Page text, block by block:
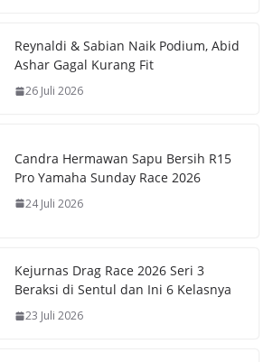
s
A
p
e
st
y
Li
n
Reynaldi & Sabian Naik Podium, Abid
Ashar Gagal Kurang Fit
26 Juli 2026
Candra Hermawan Sapu Bersih R15
Pro Yamaha Sunday Race 2026
24 Juli 2026
Kejurnas Drag Race 2026 Seri 3
Beraksi di Sentul dan Ini 6 Kelasnya
23 Juli 2026